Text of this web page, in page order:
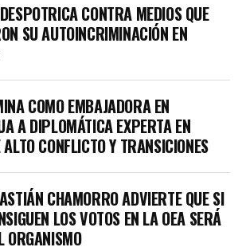
CONTRA MEDIOS QUE
SU AUTOINCRIMINACIÓN EN
COMO EMBAJADORA EN
A DIPLOMÁTICA EXPERTA EN
ALTO CONFLICTO Y TRANSICIONES
CHAMORRO ADVIERTE QUE SI
LOS VOTOS EN LA OEA SERÁ
ORGANISMO